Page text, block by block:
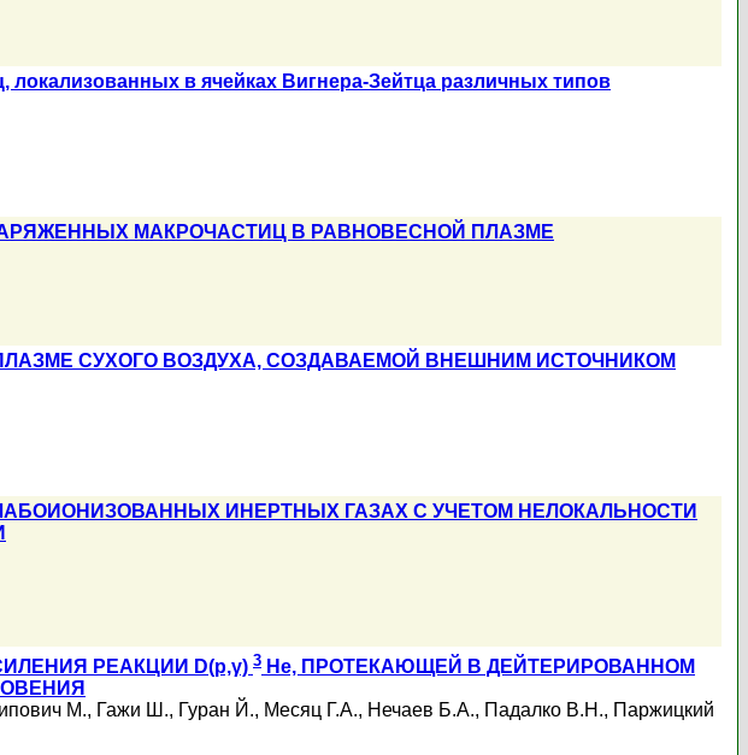
в ячейках Вигнера-Зейтца различных типов
МАКРОЧАСТИЦ В РАВНОВЕСНОЙ ПЛАЗМЕ
СУХОГО ВОЗДУХА, СОЗДАВАЕМОЙ ВНЕШНИМ ИСТОЧНИКОМ
ИНЕРТНЫХ ГАЗАХ С УЧЕТОМ НЕЛОКАЛЬНОСТИ
РЕАКЦИИ D(p,γ) 3 He, ПРОТЕКАЮЩЕЙ В ДЕЙТЕРИРОВАННОМ
М., Гажи Ш., Гуран Й., Месяц Г.А., Нечаев Б.А., Падалко В.Н., Паржицкий